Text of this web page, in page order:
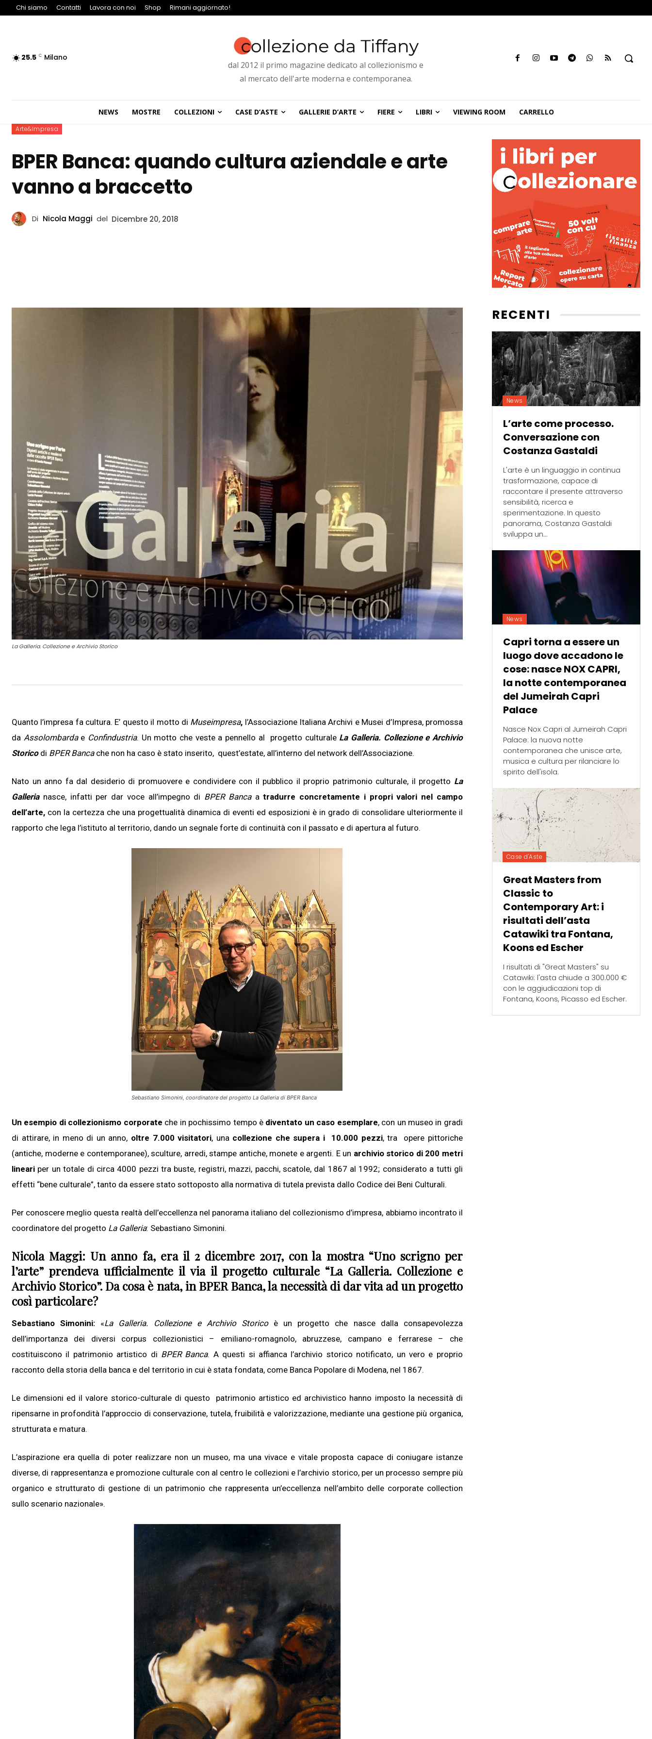
Chi siamo Contatti Lavora con noi Shop Rimani aggiornato!
25.5 C Milano
dal 2012 il primo magazine dedicato al collezionismo e
al mercato dell'arte moderna e contemporanea.
NEWS MOSTRE COLLEZIONI CASE D’ASTE GALLERIE D’ARTE FIERE LIBRI VIEWING ROOM CARRELLO
Arte&Impresa
BPER Banca: quando cultura aziendale e arte
vanno a braccetto
Di Nicola Maggi del Dicembre 20, 2018
La Galleria. Collezione e Archivio Storico
Quanto l’impresa fa cultura. E’ questo il motto di Museimpresa, l’Associazione Italiana Archivi e Musei d’Impresa, promossa
da Assolombardae Confindustria. Un motto che veste a pennello al progetto culturale La Galleria. Collezione e Archivio
Storicodi BPER Bancache non ha caso è stato inserito, quest’estate, all’interno del network dell’Associazione.
Nato un anno fa dal desiderio di promuovere e condividere con il pubblico il proprio patrimonio culturale, il progetto La
Gallerianasce, infatti per dar voce all’impegno di BPER Bancaa tradurre concretamente i propri valori nel campo
dell’arte, con la certezza che una progettualità dinamica di eventi ed esposizioni è in grado di consolidare ulteriormente il
rapporto che lega l’istituto al territorio, dando un segnale forte di continuità con il passato e di apertura al futuro.
Sebastiano Simonini, coordinatore del progetto La Galleria di BPER Banca
Un esempio di collezionismo corporate che in pochissimo tempo è diventato un caso esemplare, con un museo in gradi
di attirare, in meno di un anno, oltre 7.000 visitatori, una collezione che supera i 10.000 pezzi, tra opere pittoriche
(antiche, moderne e contemporanee), sculture, arredi, stampe antiche, monete e argenti. E un archivio storico di 200 metri
lineari per un totale di circa 4000 pezzi tra buste, registri, mazzi, pacchi, scatole, dal 1867 al 1992; considerato a tutti gli
effetti “bene culturale”, tanto da essere stato sottoposto alla normativa di tutela prevista dallo Codice dei Beni Culturali.
Per conoscere meglio questa realtà dell’eccellenza nel panorama italiano del collezionismo d’impresa, abbiamo incontrato il
coordinatore del progetto La Galleria: Sebastiano Simonini.
Nicola Maggi: Un anno fa, era il 2 dicembre 2017, con la mostra “Uno scrigno per
l’arte” prendeva ufficialmente il via il progetto culturale “La Galleria. Collezione e
Archivio Storico”. Da cosa è nata, in BPER Banca, la necessità di dar vita ad un progetto
così particolare?
Sebastiano Simonini: «La Galleria. Collezione e Archivio Storicoè un progetto che nasce dalla consapevolezza
dell’importanza dei diversi corpus collezionistici – emiliano-romagnolo, abruzzese, campano e ferrarese – che
costituiscono il patrimonio artistico di BPER Banca. A questi si affianca l’archivio storico notificato, un vero e proprio
racconto della storia della banca e del territorio in cui è stata fondata, come Banca Popolare di Modena, nel 1867.
Le dimensioni ed il valore storico-culturale di questo patrimonio artistico ed archivistico hanno imposto la necessità di
ripensarne in profondità l’approccio di conservazione, tutela, fruibilità e valorizzazione, mediante una gestione più organica,
strutturata e matura.
L’aspirazione era quella di poter realizzare non un museo, ma una vivace e vitale proposta capace di coniugare istanze
diverse, di rappresentanza e promozione culturale con al centro le collezioni e l’archivio storico, per un processo sempre più
organico e strutturato di gestione di un patrimonio che rappresenta un’eccellenza nell’ambito delle corporate collection
sullo scenario nazionale».
RECENTI
News
L’arte come processo.
Conversazione con
Costanza Gastaldi
L'arte è un linguaggio in continua
trasformazione, capace di
raccontare il presente attraverso
sensibilità, ricerca e
sperimentazione. In questo
panorama, Costanza Gastaldi
sviluppa un...
News
Capri torna a essere un
luogo dove accadono le
cose: nasce NOX CAPRI,
la notte contemporanea
del Jumeirah Capri
Palace
Nasce Nox Capri al Jumeirah Capri
Palace: la nuova notte
contemporanea che unisce arte,
musica e cultura per rilanciare lo
spirito dell'isola.
Case d'Aste
Great Masters from
Classic to
Contemporary Art: i
risultati dell’asta
Catawiki tra Fontana,
Koons ed Escher
I risultati di "Great Masters" su
Catawiki: l'asta chiude a 300.000 €
con le aggiudicazioni top di
Fontana, Koons, Picasso ed Escher.